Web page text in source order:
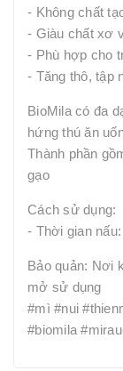
- Không chất
- Giàu chất xơ
- Phù hợp cho
- Tăng thô, tập
BioMila có đa
hứng thú ăn
Thành phần
gạo
Cách sử dụng:
- Thời gian
Bảo quản: Nơi
mở sử dụng
#mì #nui
#biomila